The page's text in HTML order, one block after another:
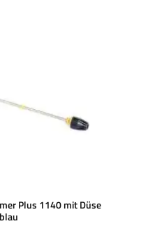
Plus 1140 mit Düse